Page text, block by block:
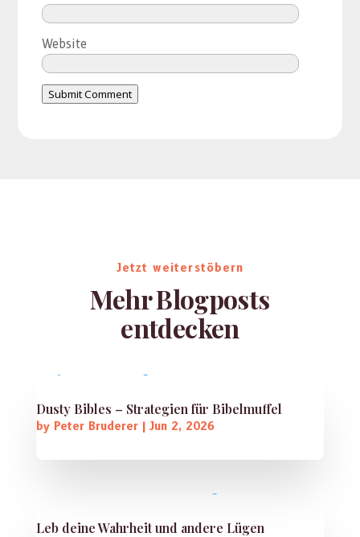
Website
Submit Comment
Jetzt weiterstöbern
Mehr Blogposts
entdecken
Dusty Bibles – Strategien für Bibelmuffel
by Peter Bruderer| Jun 2, 2026
Leb deine Wahrheit und andere Lügen